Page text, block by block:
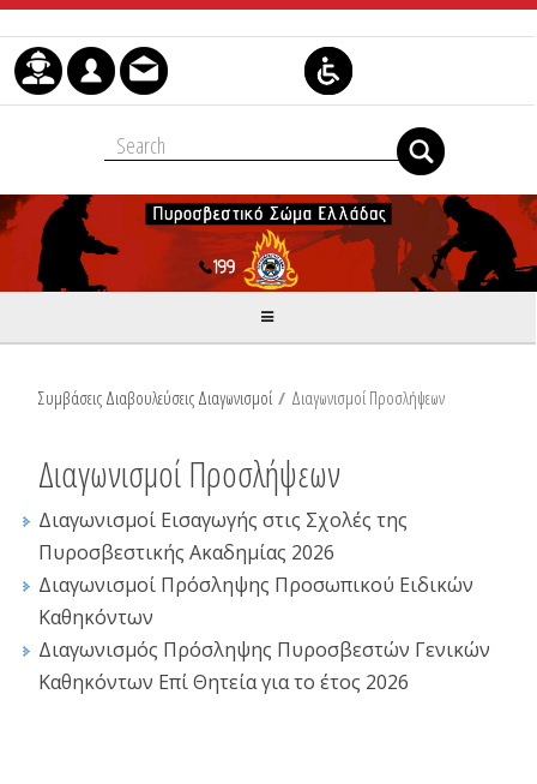
Μετάβαση στο περιεχόμενο
Συμβάσεις Διαβουλεύσεις Διαγωνισμοί / Διαγωνισμοί Προσλήψεων
Διαγωνισμοί Προσλήψεων
Διαγωνισμοί Εισαγωγής στις Σχολές της
Πυροσβεστικής Ακαδημίας 2026
Διαγωνισμοί Πρόσληψης Προσωπικού Ειδικών
Καθηκόντων
Διαγωνισμός Πρόσληψης Πυροσβεστών Γενικών
Καθηκόντων Επί Θητεία για το έτος 2026